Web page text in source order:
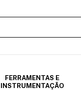
FERRAMENTAS E
INSTRUMENTAÇÃO